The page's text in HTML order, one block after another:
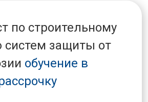
по строительному
систем защиты от
обучение в